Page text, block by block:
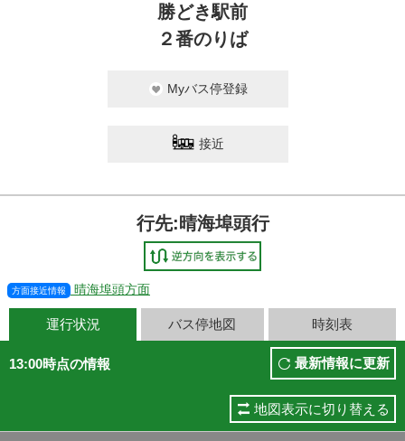
勝どき駅前
２番のりば
Myバス停登録
接近
行先:晴海埠頭行
方面接近情報 晴海埠頭方面
運行状況 バス停地図 時刻表
13:00時点の情報 最新情報に更新
地図表示に切り替える